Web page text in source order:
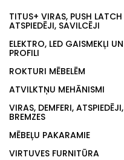
TITUS+ VIRAS, PUSH LATCH
ATSPIEDĒJI, SAVILCĒJI
ELEKTRO, LED GAISMEKĻI UN
PROFILI
ROKTURI MĒBELĒM
ATVILKTŅU MEHĀNISMI
VIRAS, DEMFERI, ATSPIEDĒJI,
BREMZES
MĒBEĻU PAKARAMIE
VIRTUVES FURNITŪRA